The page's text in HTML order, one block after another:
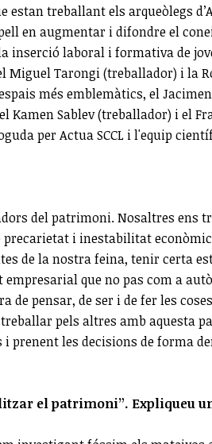
estan treballant els arqueòlegs
en augmentar i difondre el
inserció laboral i formativa de
Miguel Tarongi (treballador) i la
més emblemàtics, el
Kamen Sablev (treballador) i el
per Actua SCCL i l'equip
del patrimoni. Nosaltres ens
precarietat i inestabilitat
de la nostra feina, tenir certa
que no pas com a
pensar, de ser i de fer les
pels altres amb aquesta
prenent les decisions de forma
el patrimoni”. Expliqueu